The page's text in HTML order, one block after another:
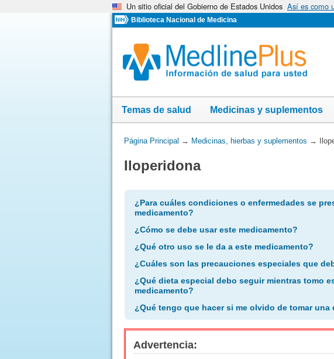
Un sitio oficial del Gobierno de Estados Unidos Así es como
Biblioteca Nacional de Medicina
Temas de salud Medicinas y suplementos
Usted
aquí:
Página Principal → Medicinas, hierbas y suplementos →
Iloperidona
¿Para cuáles condiciones o enfermedades se
medicamento?
¿Cómo se debe usar este medicamento?
¿Qué otro uso se le da a este medicamento?
¿Cuáles son las precauciones especiales que
¿Qué dieta especial debo seguir mientras tomo
medicamento?
¿Qué tengo que hacer si me olvido de tomar una
Advertencia: